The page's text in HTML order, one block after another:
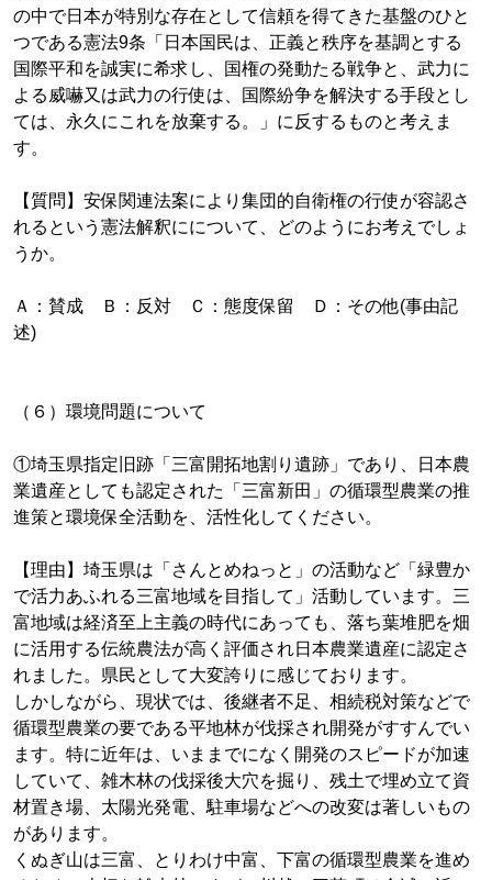
の中で日本が特別な存在として信頼を得てきた基盤のひと
つである憲法9条「日本国民は、正義と秩序を基調とする
国際平和を誠実に希求し、国権の発動たる戦争と、武力に
よる威嚇又は武力の行使は、国際紛争を解決する手段とし
ては、永久にこれを放棄する。」に反するものと考えま
す。
【質問】安保関連法案により集団的自衛権の行使が容認さ
れるという憲法解釈にについて、どのようにお考えでしょ
うか。
Ａ：賛成 Ｂ：反対 Ｃ：態度保留 Ｄ：その他(事由記
述)
（６）環境問題について
①埼玉県指定旧跡「三富開拓地割り遺跡」であり、日本農
業遺産としても認定された「三富新田」の循環型農業の推
進策と環境保全活動を、活性化してください。
【理由】埼玉県は「さんとめねっと」の活動など「緑豊か
で活力あふれる三富地域を目指して」活動しています。三
富地域は経済至上主義の時代にあっても、落ち葉堆肥を畑
に活用する伝統農法が高く評価され日本農業遺産に認定さ
れました。県民として大変誇りに感じております。
しかしながら、現状では、後継者不足、相続税対策などで
循環型農業の要である平地林が伐採され開発がすすんでい
ます。特に近年は、いままでになく開発のスピードが加速
していて、雑木林の伐採後大穴を掘り、残土で埋め立て資
材置き場、太陽光発電、駐車場などへの改変は著しいもの
があります。
くぬぎ山は三富、とりわけ中富、下富の循環型農業を進め